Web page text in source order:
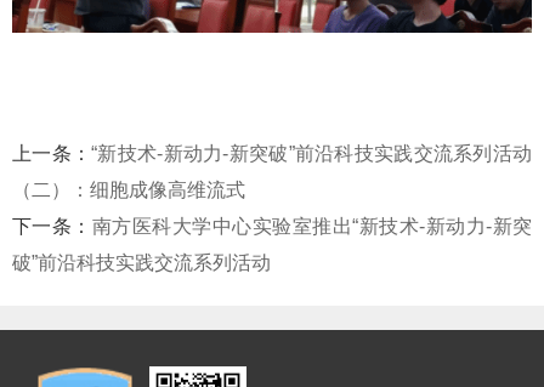
上一条：“新技术-新动力-新突破”前沿科技实践交流系列活动
（二）：细胞成像高维流式
下一条： 南方医科大学中心实验室推出“新技术-新动力-新突
破”前沿科技实践交流系列活动